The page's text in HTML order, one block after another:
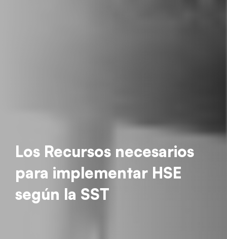
Los Recursos necesarios
para implementar HSE
según la SST